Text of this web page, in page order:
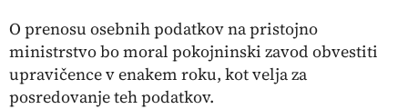
O prenosu osebnih podatkov na pristojno
ministrstvo bo moral pokojninski zavod obvestiti
upravičence v enakem roku, kot velja za
posredovanje teh podatkov.